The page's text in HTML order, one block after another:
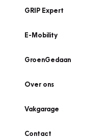
GRIP Expert
E-Mobility
GroenGedaan
Over ons
Vakgarage
Contact